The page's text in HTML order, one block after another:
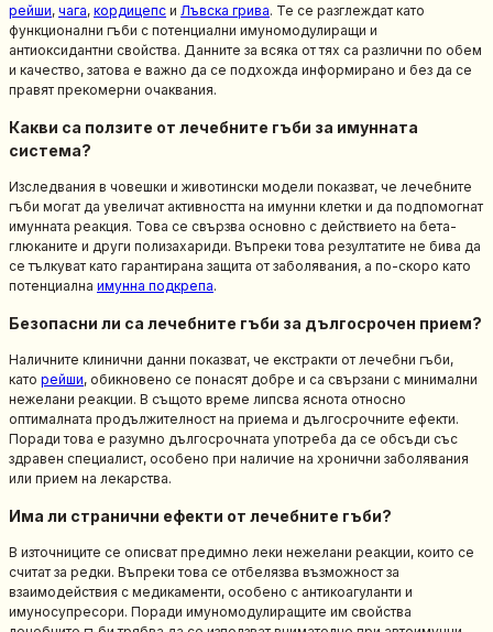
рейши, чага, кордицепс и Лъвска грива. Те се разглеждат като
функционални гъби с потенциални имуномодулиращи и
антиоксидантни свойства. Данните за всяка от тях са различни по обем
и качество, затова е важно да се подхожда информирано и без да се
правят прекомерни очаквания.
Какви са ползите от лечебните гъби за имунната
система?
Изследвания в човешки и животински модели показват, че лечебните
гъби могат да увеличат активността на имунни клетки и да подпомогнат
имунната реакция. Това се свързва основно с действието на бета-
глюканите и други полизахариди. Въпреки това резултатите не бива да
се тълкуват като гарантирана защита от заболявания, а по-скоро като
потенциална имунна подкрепа.
Безопасни ли са лечебните гъби за дългосрочен прием?
Наличните клинични данни показват, че екстракти от лечебни гъби,
като рейши, обикновено се понасят добре и са свързани с минимални
нежелани реакции. В същото време липсва яснота относно
оптималната продължителност на приема и дългосрочните ефекти.
Поради това е разумно дългосрочната употреба да се обсъди със
здравен специалист, особено при наличие на хронични заболявания
или прием на лекарства.
Има ли странични ефекти от лечебните гъби?
В източниците се описват предимно леки нежелани реакции, които се
считат за редки. Въпреки това се отбелязва възможност за
взаимодействия с медикаменти, особено с антикоагуланти и
имуносупресори. Поради имуномодулиращите им свойства